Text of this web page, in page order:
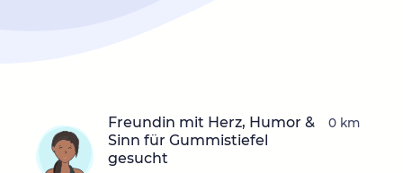
Freundin mit Herz, Humor &
Sinn für Gummistiefel
gesucht
0 km